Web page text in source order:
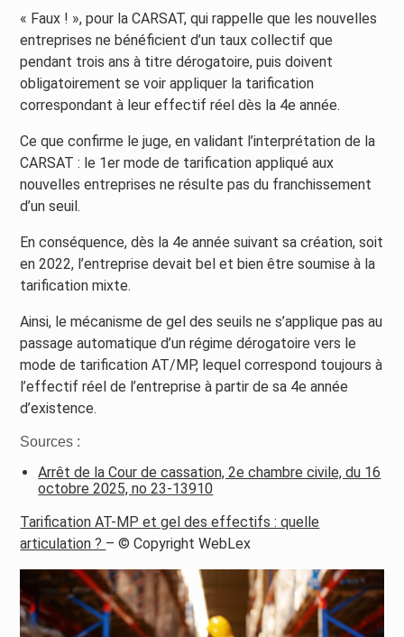
« Faux ! », pour la CARSAT, qui rappelle que les nouvelles
entreprises ne bénéficient d’un taux collectif que
pendant trois ans à titre dérogatoire, puis doivent
obligatoirement se voir appliquer la tarification
correspondant à leur effectif réel dès la 4e année.
Ce que confirme le juge, en validant l’interprétation de la
CARSAT : le 1er mode de tarification appliqué aux
nouvelles entreprises ne résulte pas du franchissement
d’un seuil.
En conséquence, dès la 4e année suivant sa création, soit
en 2022, l’entreprise devait bel et bien être soumise à la
tarification mixte.
Ainsi, le mécanisme de gel des seuils ne s’applique pas au
passage automatique d’un régime dérogatoire vers le
mode de tarification AT/MP, lequel correspond toujours à
l’effectif réel de l’entreprise à partir de sa 4e année
d’existence.
Sources :
Arrêt de la Cour de cassation, 2e chambre civile, du 16
octobre 2025, no 23-13910
Tarification AT-MP et gel des effectifs : quelle
articulation ? – © Copyright WebLex